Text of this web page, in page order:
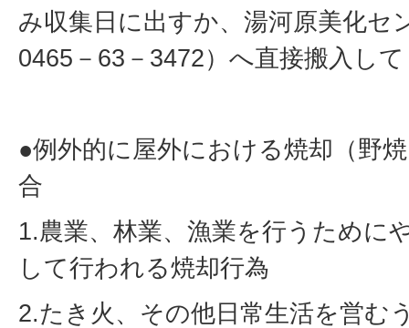
み収集日に出すか、湯河原美化セ
0465－63－3472）へ直接搬入し
●例外的に屋外における焼却（野
合
1.農業、林業、漁業を行うために
して行われる焼却行為
2.たき火、その他日常生活を営む